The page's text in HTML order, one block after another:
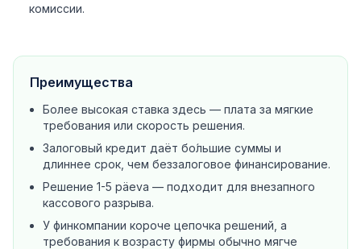
комиссии.
Преимущества
Более высокая ставка здесь — плата за мягкие
требования или скорость решения.
Залоговый кредит даёт бо́льшие суммы и
длиннее срок, чем беззалоговое финансирование.
Решение 1-5 päeva — подходит для внезапного
кассового разрыва.
У финкомпании короче цепочка решений, а
требования к возрасту фирмы обычно мягче